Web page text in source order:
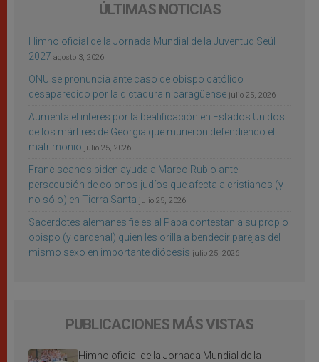
ÚLTIMAS NOTICIAS
Himno oficial de la Jornada Mundial de la Juventud Seúl
2027 agosto 3, 2026
ONU se pronuncia ante caso de obispo católico
desaparecido por la dictadura nicaragüense julio 25, 2026
Aumenta el interés por la beatificación en Estados Unidos
de los mártires de Georgia que murieron defendiendo el
matrimonio julio 25, 2026
Franciscanos piden ayuda a Marco Rubio ante
persecución de colonos judíos que afecta a cristianos (y
no sólo) en Tierra Santa julio 25, 2026
Sacerdotes alemanes fieles al Papa contestan a su propio
obispo (y cardenal) quien les orilla a bendecir parejas del
mismo sexo en importante diócesis julio 25, 2026
PUBLICACIONES MÁS VISTAS
Himno oficial de la Jornada Mundial de la